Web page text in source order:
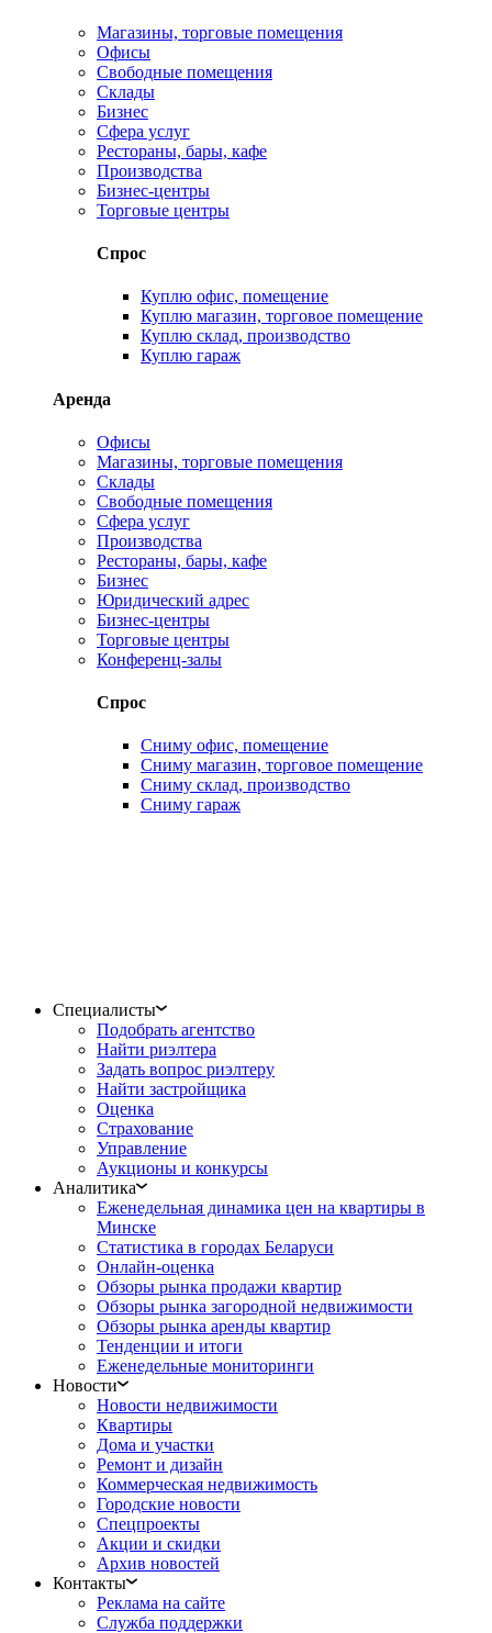
Магазины, торговые помещения
Офисы
Свободные помещения
Склады
Бизнес
Сфера услуг
Рестораны, бары, кафе
Производства
Бизнес-центры
Торговые центры
Спрос
Куплю офис, помещение
Куплю магазин, торговое помещение
Куплю склад, производство
Куплю гараж
Аренда
Офисы
Магазины, торговые помещения
Склады
Свободные помещения
Сфера услуг
Производства
Рестораны, бары, кафе
Бизнес
Юридический адрес
Бизнес-центры
Торговые центры
Конференц-залы
Спрос
Сниму офис, помещение
Сниму магазин, торговое помещение
Сниму склад, производство
Сниму гараж
Специалисты
Подобрать агентство
Найти риэлтера
Задать вопрос риэлтеру
Найти застройщика
Оценка
Страхование
Управление
Аукционы и конкурсы
Аналитика
Еженедельная динамика цен на квартиры в
Минске
Статистика в городах Беларуси
Онлайн-оценка
Обзоры рынка продажи квартир
Обзоры рынка загородной недвижимости
Обзоры рынка аренды квартир
Тенденции и итоги
Еженедельные мониторинги
Новости
Новости недвижимости
Квартиры
Дома и участки
Ремонт и дизайн
Коммерческая недвижимость
Городские новости
Спецпроекты
Акции и скидки
Архив новостей
Контакты
Реклама на сайте
Служба поддержки